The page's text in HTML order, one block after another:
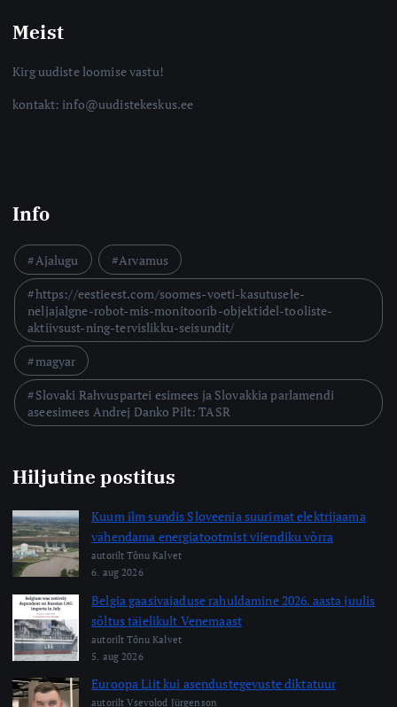
Meist
Kirg uudiste loomise vastu!
kontakt: info@uudistekeskus.ee
Info
Ajalugu
Arvamus
https://eestieest.com/soomes-voeti-kasutusele-
neljajalgne-robot-mis-monitoorib-objektidel-tooliste-
aktiivsust-ning-tervislikku-seisundit/
magyar
Slovaki Rahvuspartei esimees ja Slovakkia parlamendi
aseesimees Andrej Danko Pilt: TASR
Hiljutine postitus
Kuum ilm sundis Sloveenia suurimat elektrijaama
vähendama energiatootmist viiendiku võrra
autorilt Tõnu Kalvet
6. aug 2026
Belgia gaasivajaduse rahuldamine 2026. aasta juulis
sõltus täielikult Venemaast
autorilt Tõnu Kalvet
5. aug 2026
Euroopa Liit kui asendustegevuste diktatuur
autorilt Vsevolod Jürgenson